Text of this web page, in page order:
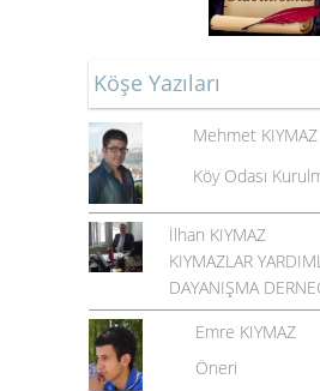
Köşe Yazıları
Mehmet KIYMAZ
Köy Odası
İlhan KIYMAZ
KIYMAZLAR
DAYANIŞMA
Emre KIYMAZ
Öneri